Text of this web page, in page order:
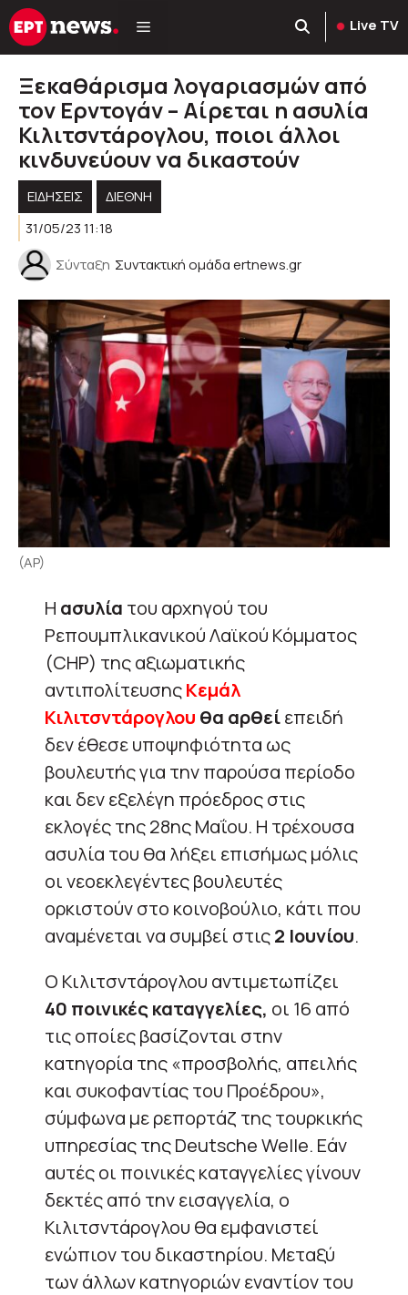
Μετάβαση
σε
Live TV
Ξεκαθάρισμα λογαριασμών από
τον Ερντογάν – Αίρεται η ασυλία
Κιλιτσντάρογλου, ποιοι άλλοι
κινδυνεύουν να δικαστούν
ΕΙΔΗΣΕΙΣ
ΔΙΕΘΝΗ
31/05/23 11:18
Σύνταξη Συντακτική ομάδα ertnews.gr
(AP)
Η ασυλία του αρχηγού του
Ρεπουμπλικανικού Λαϊκού Κόμματος
(CHP) της αξιωματικής
αντιπολίτευσηςΚεμάλ
Κιλιτσντάρογλου θα αρθείεπειδή
δεν έθεσε υποψηφιότητα ως
βουλευτής για την παρούσα περίοδο
και δεν εξελέγη πρόεδρος στις
εκλογές της 28ης Μαΐου. Η τρέχουσα
ασυλία του θα λήξει επισήμως μόλις
οι νεοεκλεγέντες βουλευτές
ορκιστούν στο κοινοβούλιο, κάτι που
αναμένεται να συμβεί στις2 Ιουνίου.
Ο Κιλιτσντάρογλου αντιμετωπίζει
40 ποινικές καταγγελίες, οι 16 από
τις οποίες βασίζονται στην
κατηγορία της «προσβολής, απειλής
και συκοφαντίας του Προέδρου»,
σύμφωνα με ρεπορτάζ της τουρκικής
υπηρεσίας της Deutsche Welle. Εάν
αυτές οι ποινικές καταγγελίες γίνουν
δεκτές από την εισαγγελία, ο
Κιλιτσντάρογλου θα εμφανιστεί
ενώπιον του δικαστηρίου. Μεταξύ
των άλλων κατηγοριών εναντίον του